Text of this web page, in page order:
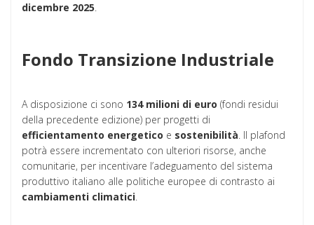
dicembre 2025.
Fondo Transizione Industriale
A disposizione ci sono 134 milioni di euro (fondi residui
della precedente edizione) per progetti di
efficientamento energetico e sostenibilità. Il plafond
potrà essere incrementato con ulteriori risorse, anche
comunitarie, per incentivare l’adeguamento del sistema
produttivo italiano alle politiche europee di contrasto ai
cambiamenti climatici.